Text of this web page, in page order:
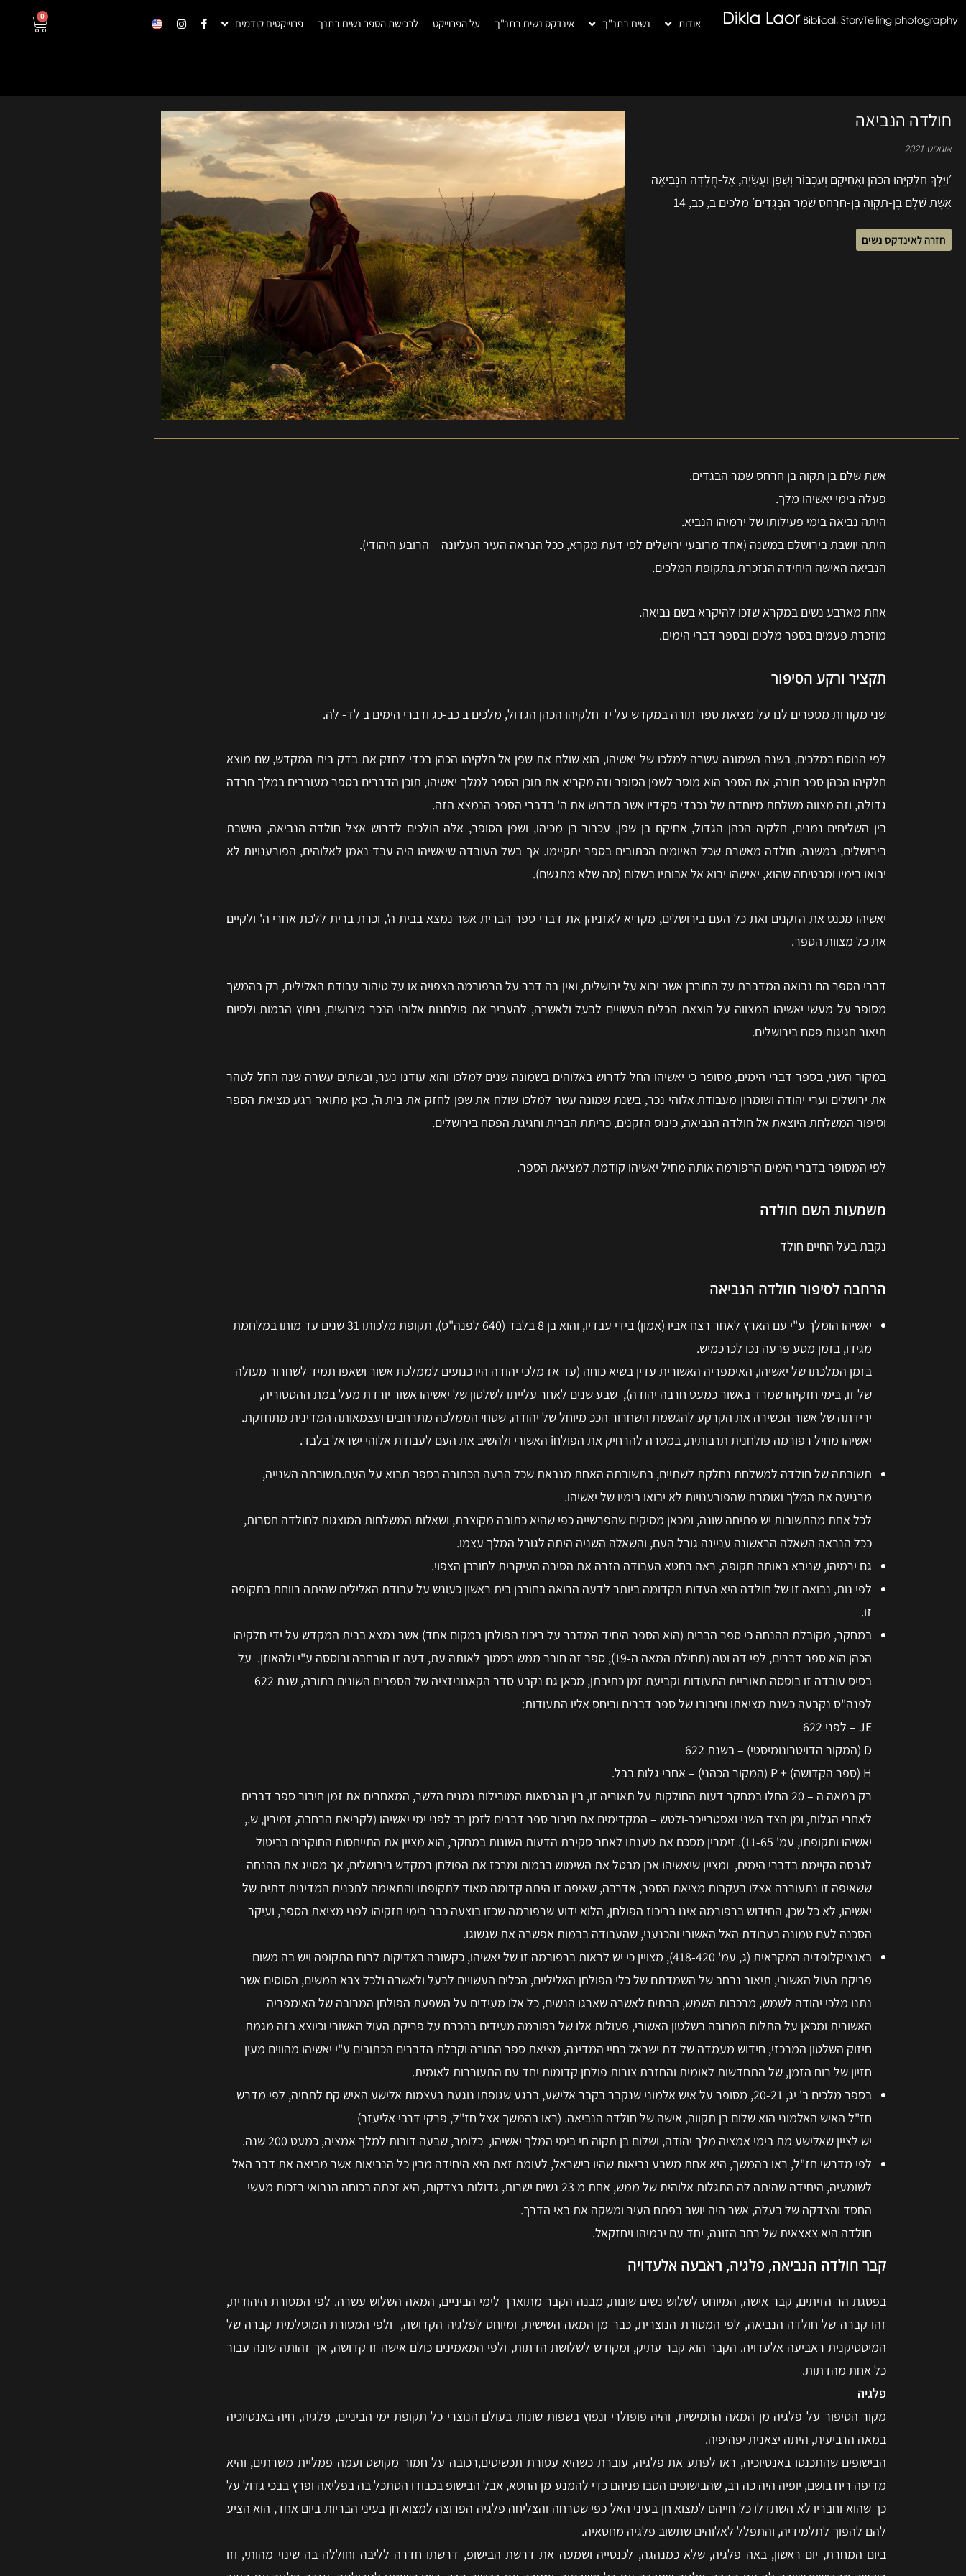
אודות נשים בתנ"ך אינדקס נשים בתנ"ך על הפרוייקט לרכישת הספר נשים בתנך פרוייקטים קודמים
0
חולדה הנביאה
אוגוסט 2021
׳וַיֵּלֶךְ חִלְקִיָּהוּ הַכֹּהֵן וַאֲחִיקָם וְעַכְבּוֹר וְשָׁפָן וַעֲשָׂיָה, אֶל-חֻלְדָּה הַנְּבִיאָה
אֵשֶׁת שַׁלֻּם בֶּן-תִּקְוָה בֶּן-חַרְחַס שֹׁמֵר הַבְּגָדִים׳ מלכים ב, כב, 14
חזרה לאינדקס נשים
אשת שלם בן תקוה בן חרחס שמר הבגדים.
פעלה בימי יאשיהו מלך.
היתה נביאה בימי פעילותו של ירמיהו הנביא.
היתה יושבת בירושלם במשנה (אחד מרובעי ירושלים לפי דעת מקרא, ככל הנראה העיר העליונה – הרובע היהודי).
הנביאה האישה היחידה הנזכרת בתקופת המלכים.
אחת מארבע נשים במקרא שזכו להיקרא בשם נביאה.
מוזכרת פעמים בספר מלכים ובספר דברי הימים.
תקציר ורקע הסיפור
שני מקורות מספרים לנו על מציאת ספר תורה במקדש על יד חלקיהו הכהן הגדול, מלכים ב כב-כג ודברי הימים ב לד- לה.
לפי הנוסח במלכים, בשנה השמונה עשרה למלכו של יאשיהו, הוא שולח את שפן אל חלקיהו הכהן בכדי לחזק את בדק בית המקדש, שם מוצא
חלקיהו הכהן ספר תורה, את הספר הוא מוסר לשפן הסופר וזה מקריא את תוכן הספר למלך יאשיהו, תוכן הדברים בספר מעוררים במלך חרדה
גדולה, וזה מצווה משלחת מיוחדת של נכבדי פקידיו אשר תדרוש את ה' בדברי הספר הנמצא הזה.
בין השליחים נמנים, חלקיה הכהן הגדול, אחיקם בן שפן, עכבור בן מכיהו, ושפן הסופר, אלה הולכים לדרוש אצל חולדה הנביאה, היושבת
בירושלים, במשנה, חולדה מאשרת שכל האיומים הכתובים בספר יתקיימו. אך בשל העובדה שיאשיהו היה עבד נאמן לאלוהים, הפורענויות לא
יבואו בימיו ומבטיחה שהוא, יאישהו יבוא אל אבותיו בשלום (מה שלא מתגשם).
יאשיהו מכנס את הזקנים ואת כל העם בירושלים, מקריא לאזניהן את דברי ספר הברית אשר נמצא בבית ה', וכרת ברית ללכת אחרי ה' ולקיים
את כל מצוות הספר.
דברי הספר הם נבואה המדברת על החורבן אשר יבוא על ירושלים, ואין בה דבר על הרפורמה הצפויה או על טיהור עבודת האלילים, רק בהמשך
מסופר על מעשי יאשיהו המצווה על הוצאת הכלים העשויים לבעל ולאשרה, להעביר את פולחנות אלוהי הנכר מירושים, ניתוץ הבמות ולסיום
תיאור חגיגות פסח בירושלים.
במקור השני, בספר דברי הימים, מסופר כי יאשיהו החל לדרוש באלוהים בשמונה שנים למלכו והוא עודנו נער, ובשתים עשרה שנה החל לטהר
את ירושלים וערי יהודה ושומרון מעבודת אלוהי נכר, בשנת שמונה עשר למלכו שולח את שפן לחזק את בית ה', כאן מתואר רגע מציאת הספר
וסיפור המשלחת היוצאת אל חולדה הנביאה, כינוס הזקנים, כריתת הברית וחגיגת הפסח בירושלים.
לפי המסופר בדברי הימים הרפורמה אותה מחיל יאשיהו קודמת למציאת הספר.
משמעות השם חולדה
נקבת בעל החיים חולד
הרחבה לסיפור חולדה הנביאה
יאשיהו הומלך ע"י עם הארץ לאחר רצח אביו (אמון) בידי עבדיו, והוא בן 8 בלבד (640 לפנה"ס), תקופת מלכותו 31 שנים עד מותו במלחמת
מגידו, בזמן מסע פרעה נכו לכרכמיש.
בזמן המלכתו של יאשיהו, האימפריה האשורית עדין בשיא כוחה (עד אז מלכי יהודה היו כנועים לממלכת אשור ושאפו תמיד לשחרור מעולה
של זו, בימי חזקיהו שמרד באשור כמעט חרבה יהודה), שבע שנים לאחר עלייתו לשלטון של יאשיהו אשור יורדת מעל במת ההסטוריה,
ירידתה של אשור הכשירה את הקרקע להגשמת השחרור הככ מיוחל של יהודה, שטחי הממלכה מתרחבים ועצמאותה המדינית מתחזקת.
יאשיהו מחיל רפורמה פולחנית תרבותית, במטרה להרחיק את הפולחi האשורי ולהשיב את העם לעבודת אלוהי ישראל בלבד.
תשובתה של חולדה למשלחת נחלקת לשתיים, בתשובתה האחת מנבאת שכל הרעה הכתובה בספר תבוא על העם.תשובתה השנייה,
מרגיעה את המלך ואומרת שהפורענויות לא יבואו בימיו של יאשיהו.
לכל אחת מהתשובות יש פתיחה שונה, ומכאן מסיקים שהפרשייה כפי שהיא כתובה מקוצרת, ושאלות המשלחות המוצגות לחולדה חסרות,
ככל הנראה השאלה הראשונה עניינה גורל העם, והשאלה השניה היתה לגורל המלך עצמו.
גם ירמיהו, שניבא באותה תקופה, ראה בחטא העבודה הזרה את הסיבה העיקרית לחורבן הצפוי.
לפי נות, נבואה זו של חולדה היא העדות הקדומה ביותר לדעה הרואה בחורבן בית ראשון כעונש על עבודת האלילים שהיתה רווחת בתקופה
זו.
במחקר, מקובלת ההנחה כי ספר הברית (הוא הספר היחיד המדבר על ריכוז הפולחן במקום אחד) אשר נמצא בבית המקדש על ידי חלקיהו
הכהן הוא ספר דברים, לפי דה וטה (תחילת המאה ה-19), ספר זה חובר ממש בסמוך לאותה עת, דעה זו הורחבה ובוססה ע"י ולהאוזן. על
בסיס עובדה זו בוססה תאוריית התעודות וקביעת זמן כתיבתן, מכאן גם נקבע סדר הקאנוניזציה של הספרים השונים בתורה, שנת 622
לפנה"ס נקבעה כשנת מציאתו וחיבורו של ספר דברים וביחס אליו התעודות:
JE – לפני 622
D (המקור הדויטרונומיסטי) – בשנת 622
H (ספר הקדושה) + P (המקור הכהני) – אחרי גלות בבל.
רק במאה ה – 20 החלו במחקר דעות החולקות על תאוריה זו, בין הגרסאות המובילות נמנים הלשר, המאחרים את זמן חיבור ספר דברים
לאחרי הגלות, ומן הצד השני ואסטרייכר-ולטש – המקדימים את חיבור ספר דברים לזמן רב לפני ימי יאשיהו (לקריאת הרחבה, זמירין, ש.,
יאשיהו ותקופתו, עמ' 11-65). זימרין מסכם את טענתו לאחר סקירת הדעות השונות במחקר, הוא מציין את התייחסות החוקרים בביטול
לגרסה הקיימת בדברי הימים, ומציין שיאשיהו אכן מבטל את השימוש בבמות ומרכז את הפולחן במקדש בירושלים, אך מסייג את ההנחה
ששאיפה זו נתעוררה אצלו בעקבות מציאת הספר, אדרבה, שאיפה זו היתה קדומה מאוד לתקופתו והתאימה לתכנית המדינית דתית של
יאשיהו, לא כל שכן, החידוש ברפורמה אינו בריכוז הפולחן, הלוא ידוע שרפורמה שכזו בוצעה כבר בימי חזקיהו לפני מציאת הספר, ועיקר
הסכנה לעם טמונה בעבודת האל האשורי והכנעני, שהעבודה בבמות אפשרה את שגשוגו.
באנציקלופדיה המקראית (ג, עמ' 418-420), מצויין כי יש לראות ברפורמה זו של יאשיהו, כקשורה באדיקות לרוח התקופה ויש בה משום
פריקת העול האשורי, תיאור נרחב של השמדתם של כלי הפולחן האליליים, הכלים העשויים לבעל ולאשרה ולכל צבא המשים, הסוסים אשר
נתנו מלכי יהודה לשמש, מרכבות השמש, הבתים לאשרה שארגו הנשים, כל אלו מעידים על השפעת הפולחן המרובה של האימפריה
האשורית ומכאן על התלות המרובה בשלטון האשורי, פעולות אלו של רפורמה מעידים בהכרח על פריקת העול האשורי וכיוצא בזה מגמת
חיזוק השלטון המרכזי, חידוש מעמדה של דת ישראל בחיי המדינה, מציאת ספר התורה וקבלת הדברים הכתובים ע"י יאשיהו מהווים מעין
חזיון של רוח הזמן, של התחדשות לאומית והחזרת צורות פולחן קדומות יחד עם התעוררות לאומית.
בספר מלכים ב' יג, 20-21, מסופר על איש אלמוני שנקבר בקבר אלישע, ברגע שגופתו נוגעת בעצמות אלישע האיש קם לתחיה, לפי מדרש
חז"ל האיש האלמוני הוא שלום בן תקווה, אישה של חולדה הנביאה. (ראו בהמשך אצל חז"ל, פרקי דרבי אליעזר)
יש לציין שאלישע מת בימי אמציה מלך יהודה, ושלום בן תקוה חי בימי המלך יאשיהו, כלומר, שבעה דורות למלך אמציה, כמעט 200 שנה.
לפי מדרשי חז"ל, ראו בהמשך, היא אחת משבע נביאות שהיו בישראל, לעומת זאת היא היחידה מבין כל הנביאות אשר מביאה את דבר האל
לשומעיה, היחידה שהיתה לה התגלות אלוהית של ממש, אחת מ 23 נשים ישרות, גדולות בצדקות, היא זכתה בכוחה הנבואי בזכות מעשי
החסד והצדקה של בעלה, אשר היה יושב בפתח העיר ומשקה את באי הדרך.
חולדה היא צאצאית של רחב הזונה, יחד עם ירמיהו ויחזקאל.
קבר חולדה הנביאה, פלגיה, ראבעה אלעדויה
בפסגת הר הזיתים, קבר אישה, המיוחס לשלוש נשים שונות, מבנה הקבר מתוארך לימי הביניים, המאה השלוש עשרה. לפי המסורת היהודית,
זהו קברה של חולדה הנביאה, לפי המסורת הנוצרית, כבר מן המאה השישית, ומיוחס לפלגיה הקדושה, ולפי המסורת המוסלמית קברה של
המיסטיקנית ראביעה אלעדויה. הקבר הוא קבר עתיק, ומקודש לשלושת הדתות, ולפי המאמינים כולם אישה זו קדושה, אך זהותה שונה עבור
כל אחת מהדתות.
פלגיה
מקור הסיפור על פלגיה מן המאה החמישית, והיה פופולרי ונפוץ בשפות שונות בעולם הנוצרי כל תקופת ימי הביניים, פלגיה, חיה באנטיוכיה
במאה הרביעית, היתה יצאנית יפהיפיה.
הבישופים שהתכנסו באנטיוכיה, ראו לפתע את פלגיה, עוברת כשהיא עטורת תכשיטים,רכובה על חמור מקושט ועמה פמליית משרתים, והיא
מדיפה ריח בושם, יופיה היה כה רב, שהבישופים הסבו פניהם כדי להמנע מן החטא, אבל הבישופ בכבודו הסתכל בה בפליאה ופרץ בבכי גדול על
כך שהוא וחבריו לא השתדלו כל חייהם למצוא חן בעיני האל כפי שטרחה והצליחה פלגיה הפרוצה למצוא חן בעיני הבריות ביום אחד, הוא הציע
להם להפוך לתלמידיה, והתפלל לאלוהים שתשוב פלגיה מחטאיה.
ביום המחרת, יום ראשון, באה פלגיה, שלא כמנהגה, לכנסייה ושמעה את דרשת הבישופ, דרשתו חדרה לליבה וחוללה בה שינוי מהותי, וזו